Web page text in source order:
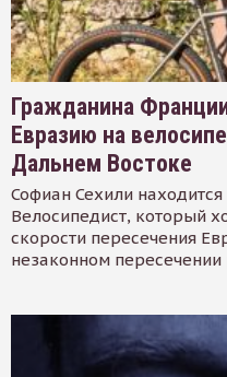
Гражданина
Евразию на
Дальнем Востоке
Софиан Сехили
Велосипедист, который
скорости пересечения
незаконном